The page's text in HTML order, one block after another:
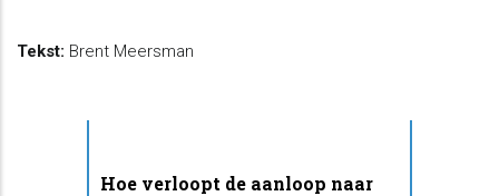
Tekst: Brent Meersman
Hoe verloopt de aanloop naar